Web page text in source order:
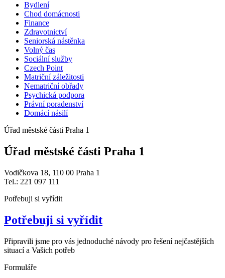
Bydlení
Chod domácnosti
Finance
Zdravotnictví
Seniorská nástěnka
Volný čas
Sociální služby
Czech Point
Matriční záležitosti
Nematriční obřady
Psychická podpora
Právní poradenství
Domácí násilí
Úřad městské části Praha 1
Úřad městské části Praha 1
Vodičkova 18, 110 00 Praha 1
Tel.: 221 097 111
Potřebuji si vyřídit
Potřebuji si vyřídit
Připravili jsme pro vás jednoduché návody pro řešení nejčastějších
situací a Vašich potřeb
Formuláře